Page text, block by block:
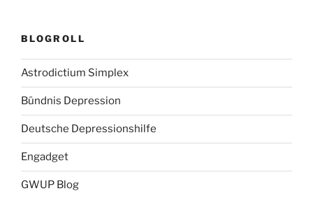
BLOGROLL
Astrodictium Simplex
Bündnis Depression
Deutsche Depressionshilfe
Engadget
GWUP Blog